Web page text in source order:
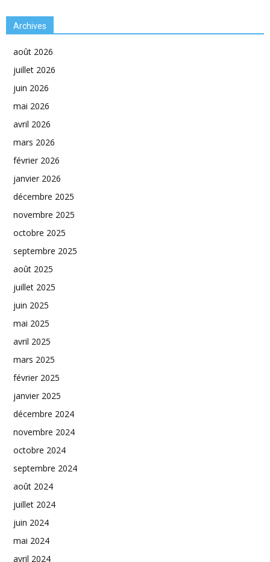
Archives
août 2026
juillet 2026
juin 2026
mai 2026
avril 2026
mars 2026
février 2026
janvier 2026
décembre 2025
novembre 2025
octobre 2025
septembre 2025
août 2025
juillet 2025
juin 2025
mai 2025
avril 2025
mars 2025
février 2025
janvier 2025
décembre 2024
novembre 2024
octobre 2024
septembre 2024
août 2024
juillet 2024
juin 2024
mai 2024
avril 2024